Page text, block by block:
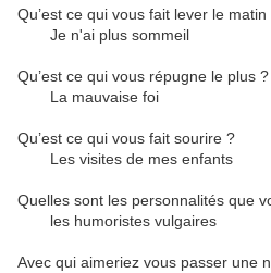
Qu’est ce qui vous fait lever le matin
Je n'ai plus sommeil
Qu’est ce qui vous répugne le plus ?
La mauvaise foi
Qu’est ce qui vous fait sourire ?
Les visites de mes enfants
Quelles sont les personnalités que
les humoristes vulgaires
Avec qui aimeriez vous passer une